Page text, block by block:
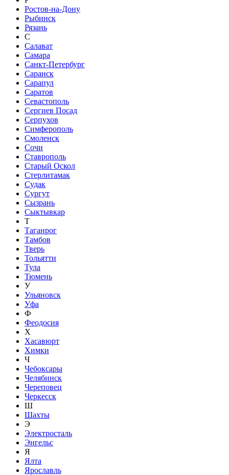
Ростов-на-Дону
Рыбинск
Рязань
С
Салават
Самара
Санкт-Петербург
Саранск
Сарапул
Саратов
Севастополь
Сергиев Посад
Серпухов
Симферополь
Смоленск
Сочи
Ставрополь
Старый Оскол
Стерлитамак
Судак
Сургут
Сызрань
Сыктывкар
Т
Таганрог
Тамбов
Тверь
Тольятти
Тула
Тюмень
У
Ульяновск
Уфа
Ф
Феодосия
Х
Хасавюрт
Химки
Ч
Чебоксары
Челябинск
Череповец
Черкесск
Ш
Шахты
Э
Электросталь
Энгельс
Я
Ялта
Ярославль